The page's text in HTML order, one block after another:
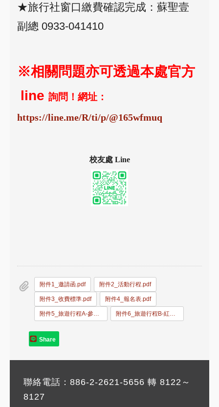
★旅行社窗口繳費確認完成：蘇聖壹
副總 0933-041410
※相關問題亦可透過本處官方
line 詢問！網址：
https://line.me/R/ti/p/@165wfmuq
校友處 Line
附件1_邀請函.pdf 附件2_活動行程.pdf
附件3_收費標準.pdf 附件4_報名表.pdf
附件5_旅遊行程A-參訪南僑.華欣海邊度假.丹能莎朵.jpg 附件6_旅遊行程B-紅蓮花湖.那空沙旺.紅統.曼谷.jpg
Share
聯絡電話：886-2-2621-5656 轉 8122～
8127